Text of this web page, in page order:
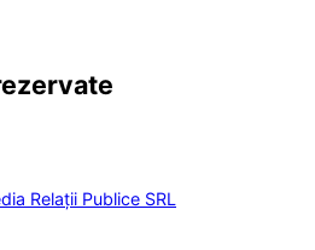
Relații Publice SRL